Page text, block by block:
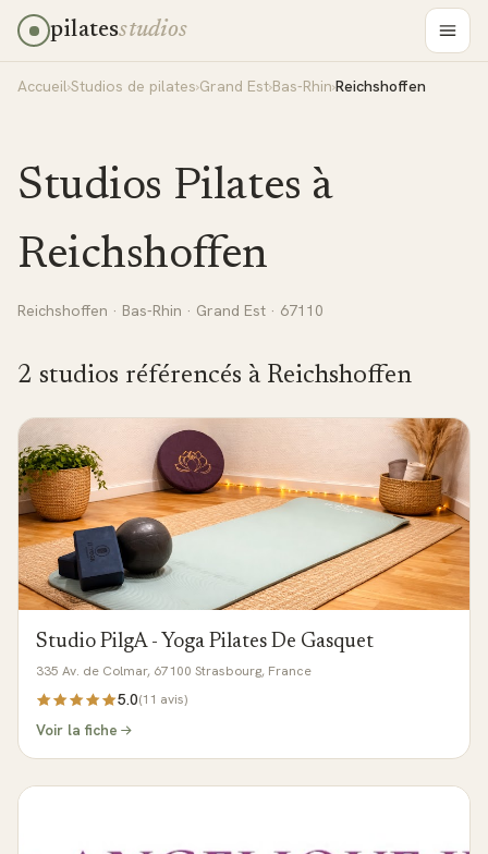
pilatesstudios
Accueil›Studios de pilates›Grand Est›Bas-Rhin›Reichshoffen
Studios Pilates à
Reichshoffen
Reichshoffen · Bas-Rhin · Grand Est · 67110
2 studios référencés à Reichshoffen
Studio PilgA - Yoga Pilates De Gasquet
335 Av. de Colmar, 67100 Strasbourg, France
5.0(11 avis)
Voir la fiche